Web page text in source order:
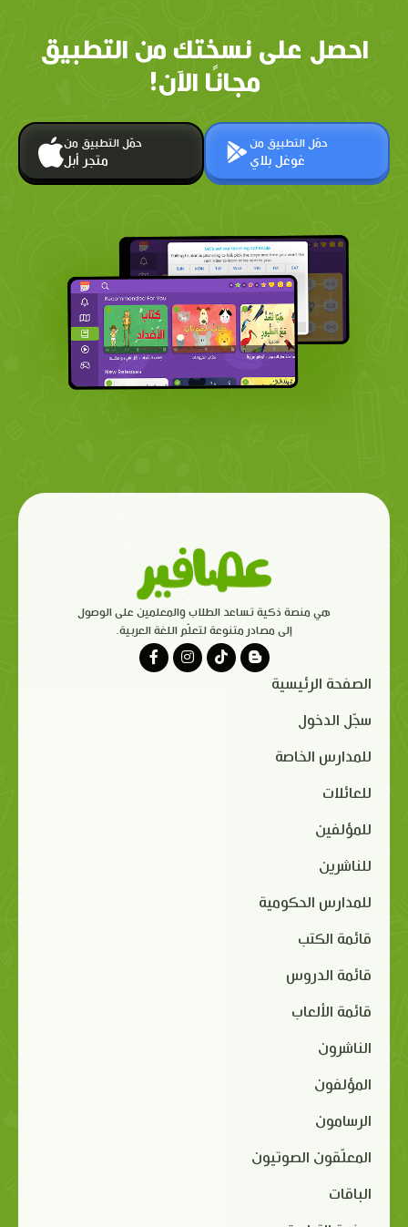
احصل على نسختك من التطبيق
مجانًا الآن!
حمّل التطبيق من
متجر أبل
حمّل التطبيق من
غوغل بلاي
هي منصة ذكية تساعد الطلاب والمعلمين على الوصول
إلى مصادر متنوعة لتعلّم اللغة العربية.
الصفحة الرئيسية
سجّل الدخول
للمدارس الخاصة
للعائلات
للمؤلفين
للناشرين
للمدارس الحكومية
قائمة الكتب
قائمة الدروس
قائمة الألعاب
الناشرون
المؤلفون
الرسامون
المعلّقون الصوتيون
الباقات